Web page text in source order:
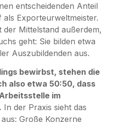
entscheidenden Anteil
als Exporteurweltmeister.
der Mittelstand außerdem,
geht: Sie bilden etwa
Auszubildenden aus.
bewirbst, stehen die
also etwa 50:50, dass
im
In der Praxis sieht das
Große Konzerne